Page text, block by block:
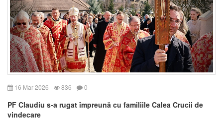
16 Mar 2026 836 0
PF Claudiu s-a rugat împreună cu familiile Calea Crucii de
vindecare